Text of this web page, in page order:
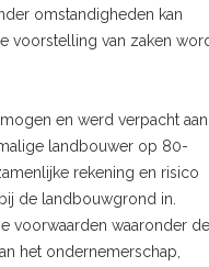
omstandigheden kan
voorstelling van zaken
en werd verpacht aan
landbouwer op 80-
rekening en risico
de landbouwgrond in.
voorwaarden waaronder de
het ondernemerschap,